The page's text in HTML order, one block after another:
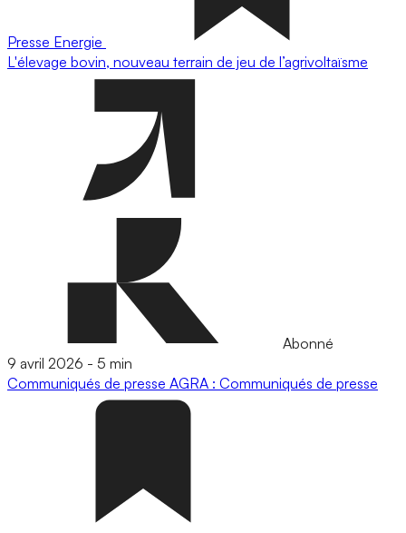
Presse Energie
L'élevage bovin, nouveau terrain de jeu de l’agrivoltaïsme
Abonné
9 avril 2026 - 5 min
Communiqués de presse AGRA : Communiqués de presse